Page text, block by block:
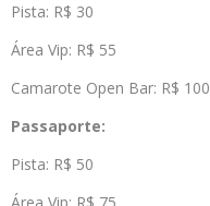
Pista: R$ 30
Área Vip: R$ 55
Camarote Open Bar: R$ 100
Passaporte:
Pista: R$ 50